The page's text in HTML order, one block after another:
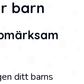
barn
ditt barns